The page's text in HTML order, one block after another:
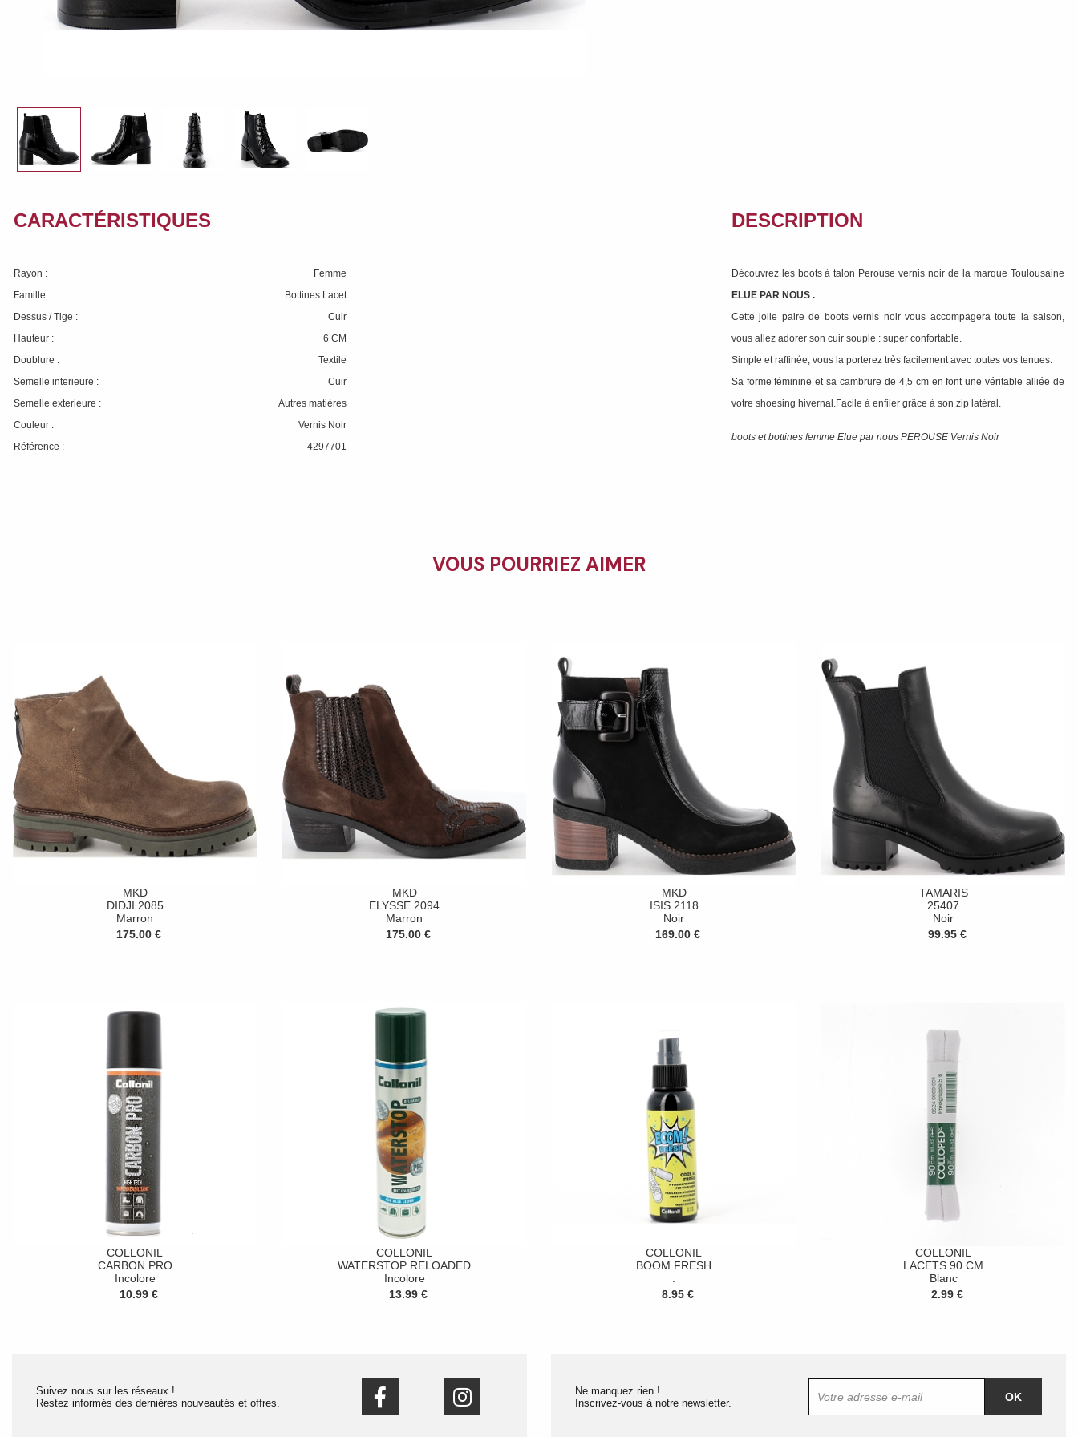
CARACTÉRISTIQUES
Rayon :
Femme
Famille :
Bottines Lacet
Dessus / Tige :
Cuir
Hauteur :
6 CM
Doublure :
Textile
Semelle interieure :
Cuir
Semelle exterieure :
Autres matières
Couleur :
Vernis Noir
Référence :
4297701
DESCRIPTION
Découvrez les boots à talon Perouse vernis noir de la marque Toulousaine
ELUE PAR NOUS .
Cette jolie paire de boots vernis noir vous accompagera toute la saison,
vous allez adorer son cuir souple : super confortable.
Simple et raffinée, vous la porterez très facilement avec toutes vos tenues.
Sa forme féminine et sa cambrure de 4,5 cm en font une véritable alliée de
votre shoesing hivernal.Facile à enfiler grâce à son zip latéral.
boots et bottines femme Elue par nous PEROUSE Vernis Noir
VOUS POURRIEZ AIMER
MKD
DIDJI 2085
Marron
175.00 €
MKD
ELYSSE 2094
Marron
175.00 €
MKD
ISIS 2118
Noir
169.00 €
TAMARIS
25407
Noir
99.95 €
COLLONIL
CARBON PRO
Incolore
10.99 €
COLLONIL
WATERSTOP RELOADED
Incolore
13.99 €
COLLONIL
BOOM FRESH
8.95 €
COLLONIL
LACETS 90 CM
Blanc
2.99 €
Suivez nous sur les réseaux !
Restez informés des dernières nouveautés et offres.
Ne manquez rien !
Inscrivez-vous à notre newsletter.
OK